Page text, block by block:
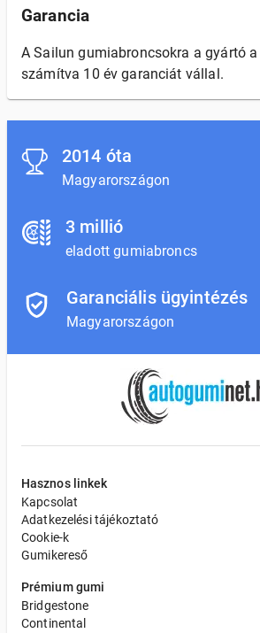
Garancia
A Sailun gumiabroncsokra a gyártó
számítva 10 év garanciát vállal.
2014 óta
Magyarországon
3 millió
eladott gumiabroncs
Garanciális ügyintézés
Magyarországon
Hasznos linkek
Kapcsolat
Adatkezelési tájékoztató
Cookie-k
Gumikereső
Prémium gumi
Bridgestone
Continental